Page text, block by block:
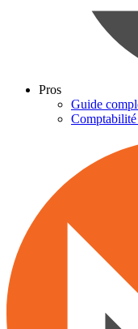
Pros
Guide